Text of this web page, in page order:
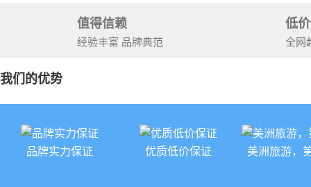
值得信赖
经验丰富 品牌典范
低
全网
我们的优势
品牌实力保证 优质低价保证 美洲旅游，